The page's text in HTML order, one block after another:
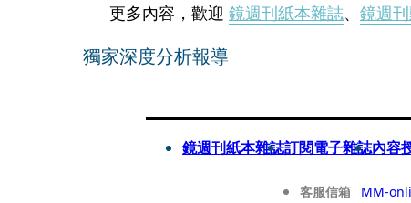
更多內容，歡迎 鏡週刊紙本雜誌、 鏡週
獨家深度分析報導
鏡週刊紙本雜誌訂閱電子雜誌內容
客服信箱 MM-